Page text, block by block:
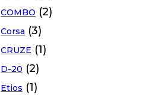
COMBO (2)
Corsa (3)
CRUZE (1)
D-20 (2)
Etios (1)